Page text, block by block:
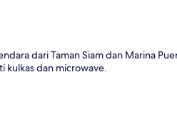
dari Taman Siam dan Marina
kulkas dan microwave.